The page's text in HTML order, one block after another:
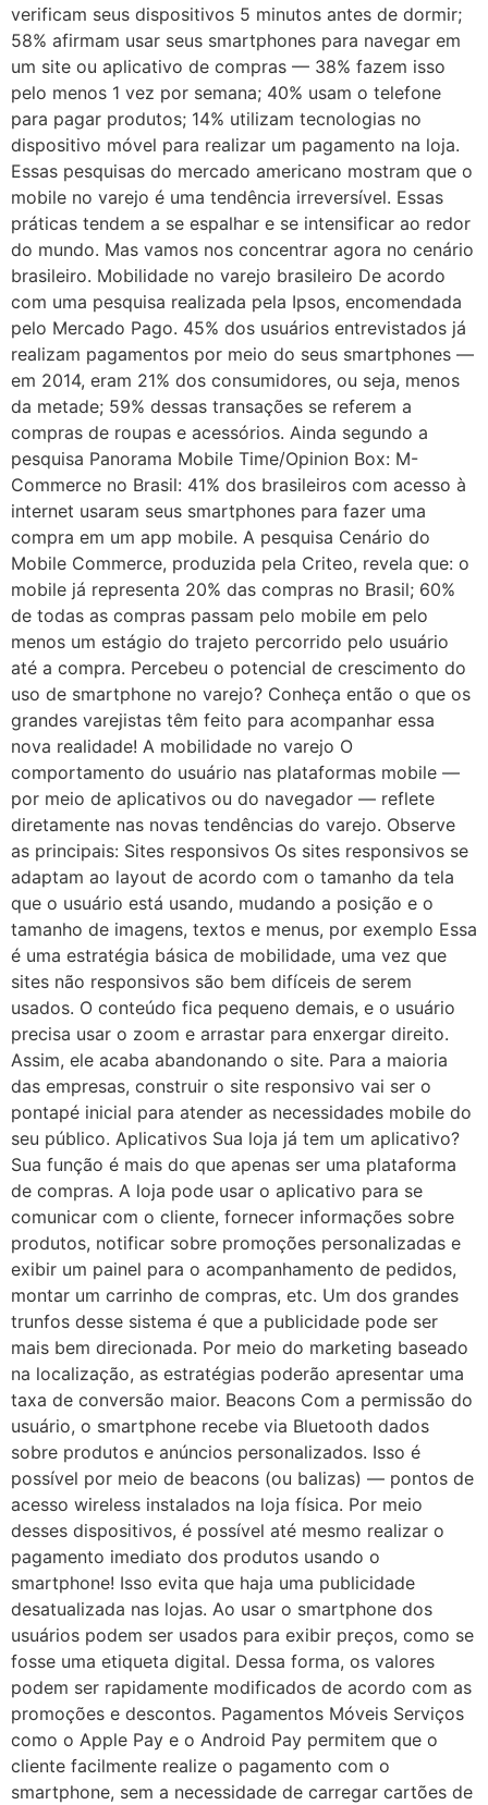
verificam seus dispositivos 5 minutos antes de dormir;
58% afirmam usar seus smartphones para navegar em
um site ou aplicativo de compras — 38% fazem isso
pelo menos 1 vez por semana; 40% usam o telefone
para pagar produtos; 14% utilizam tecnologias no
dispositivo móvel para realizar um pagamento na loja.
Essas pesquisas do mercado americano mostram que o
mobile no varejo é uma tendência irreversível. Essas
práticas tendem a se espalhar e se intensificar ao redor
do mundo. Mas vamos nos concentrar agora no cenário
brasileiro. Mobilidade no varejo brasileiro De acordo
com uma pesquisa realizada pela Ipsos, encomendada
pelo Mercado Pago. 45% dos usuários entrevistados já
realizam pagamentos por meio do seus smartphones —
em 2014, eram 21% dos consumidores, ou seja, menos
da metade; 59% dessas transações se referem a
compras de roupas e acessórios. Ainda segundo a
pesquisa Panorama Mobile Time/Opinion Box: M-
Commerce no Brasil: 41% dos brasileiros com acesso à
internet usaram seus smartphones para fazer uma
compra em um app mobile. A pesquisa Cenário do
Mobile Commerce, produzida pela Criteo, revela que: o
mobile já representa 20% das compras no Brasil; 60%
de todas as compras passam pelo mobile em pelo
menos um estágio do trajeto percorrido pelo usuário
até a compra. Percebeu o potencial de crescimento do
uso de smartphone no varejo? Conheça então o que os
grandes varejistas têm feito para acompanhar essa
nova realidade! A mobilidade no varejo O
comportamento do usuário nas plataformas mobile —
por meio de aplicativos ou do navegador — reflete
diretamente nas novas tendências do varejo. Observe
as principais: Sites responsivos Os sites responsivos se
adaptam ao layout de acordo com o tamanho da tela
que o usuário está usando, mudando a posição e o
tamanho de imagens, textos e menus, por exemplo Essa
é uma estratégia básica de mobilidade, uma vez que
sites não responsivos são bem difíceis de serem
usados. O conteúdo fica pequeno demais, e o usuário
precisa usar o zoom e arrastar para enxergar direito.
Assim, ele acaba abandonando o site. Para a maioria
das empresas, construir o site responsivo vai ser o
pontapé inicial para atender as necessidades mobile do
seu público. Aplicativos Sua loja já tem um aplicativo?
Sua função é mais do que apenas ser uma plataforma
de compras. A loja pode usar o aplicativo para se
comunicar com o cliente, fornecer informações sobre
produtos, notificar sobre promoções personalizadas e
exibir um painel para o acompanhamento de pedidos,
montar um carrinho de compras, etc. Um dos grandes
trunfos desse sistema é que a publicidade pode ser
mais bem direcionada. Por meio do marketing baseado
na localização, as estratégias poderão apresentar uma
taxa de conversão maior. Beacons Com a permissão do
usuário, o smartphone recebe via Bluetooth dados
sobre produtos e anúncios personalizados. Isso é
possível por meio de beacons (ou balizas) — pontos de
acesso wireless instalados na loja física. Por meio
desses dispositivos, é possível até mesmo realizar o
pagamento imediato dos produtos usando o
smartphone! Isso evita que haja uma publicidade
desatualizada nas lojas. Ao usar o smartphone dos
usuários podem ser usados para exibir preços, como se
fosse uma etiqueta digital. Dessa forma, os valores
podem ser rapidamente modificados de acordo com as
promoções e descontos. Pagamentos Móveis Serviços
como o Apple Pay e o Android Pay permitem que o
cliente facilmente realize o pagamento com o
smartphone, sem a necessidade de carregar cartões de